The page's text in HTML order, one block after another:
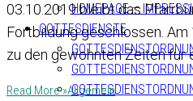
HOMEPAGE –
GOTTESDIENSTE
03.10.2019 bleibt das
Fortbildung geschlossen.
zu den gewohnten Zeiten
Read More »Allgemein